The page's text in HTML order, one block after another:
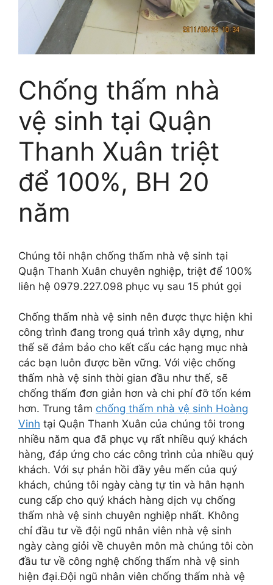
Chống thấm nhà
vệ sinh tại Quận
Thanh Xuân triệt
để 100%, BH 20
năm
Chúng tôi nhận chống thấm nhà vệ sinh tại
Quận Thanh Xuân chuyên nghiệp, triệt để 100%
liên hệ 0979.227.098 phục vụ sau 15 phút gọi
Chống thấm nhà vệ sinh nên được thực hiện khi
công trình đang trong quá trình xây dựng, như
thế sẽ đảm bảo cho kết cấu các hạng mục nhà
các bạn luôn được bền vững. Với việc chống
thấm nhà vệ sinh thời gian đầu như thế, sẽ
chống thấm đơn giản hơn và chi phí đỡ tốn kém
hơn. Trung tâm chống thấm nhà vệ sinh Hoàng
Vinh tại Quận Thanh Xuân của chúng tôi trong
nhiều năm qua đã phục vụ rất nhiều quý khách
hàng, đáp ứng cho các công trình của nhiều quý
khách. Với sự phản hồi đầy yêu mến của quý
khách, chúng tôi ngày càng tự tin và hân hạnh
cung cấp cho quý khách hàng dịch vụ chống
thấm nhà vệ sinh chuyên nghiệp nhất. Không
chỉ đầu tư về đội ngũ nhân viên nhà vệ sinh
ngày càng giỏi về chuyên môn mà chúng tôi còn
đầu tư về công nghệ chống thấm nhà vệ sinh
hiện đại.Đội ngũ nhân viên chống thấm nhà vệ